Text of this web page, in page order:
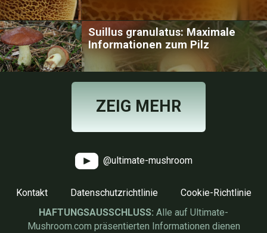
Suillus granulatus: Maximale
Informationen zum Pilz
ZEIG MEHR
@ultimate-mushroom
Kontakt Datenschutzrichtlinie
Cookie-Richtlinie
HAFTUNGSAUSSCHLUSS: Alle auf Ultimate-
Mushroom.com präsentierten Informationen dienen